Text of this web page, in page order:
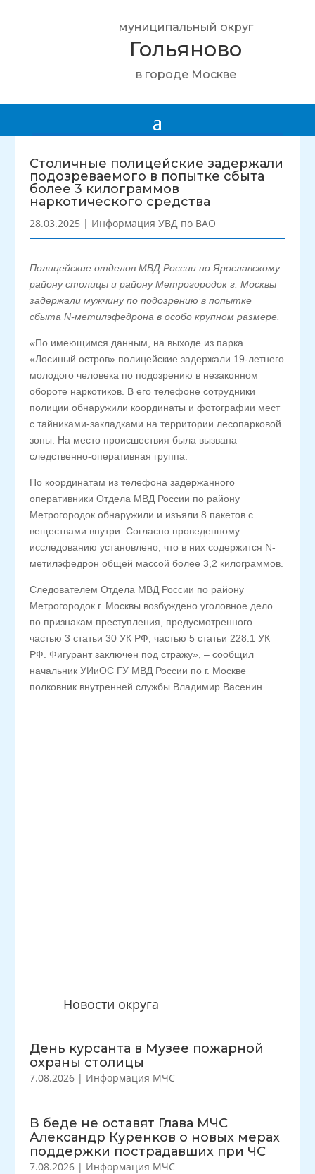
муниципальный округ
Гольяново
в городе Москве
Новости округа
День курсанта в Музее пожарной
охраны столицы
7.08.2026 | Информация МЧС
В беде не оставят Глава МЧС
Александр Куренков о новых мерах
поддержки пострадавших при ЧС
7.08.2026 | Информация МЧС
Столичные полицейские задержали
подозреваемого в попытке сбыта
более 3 килограммов
наркотического средства
28.03.2025 | Информация УВД по ВАО
Полицейские отделов МВД России по Ярославскому
району столицы и району Метрогородок г. Москвы
задержали мужчину по подозрению в попытке
сбыта N-метилэфедрона в особо крупном размере.
«По имеющимся данным, на выходе из парка
«Лосиный остров» полицейские задержали 19-летнего
молодого человека по подозрению в незаконном
обороте наркотиков. В его телефоне сотрудники
полиции обнаружили координаты и фотографии мест
с тайниками-закладками на территории лесопарковой
зоны. На место происшествия была вызвана
следственно-оперативная группа.
По координатам из телефона задержанного
оперативники Отдела МВД России по району
Метрогородок обнаружили и изъяли 8 пакетов с
веществами внутри. Согласно проведенному
исследованию установлено, что в них содержится N-
метилэфедрон общей массой более 3,2 килограммов.
Следователем Отдела МВД России по району
Метрогородок г. Москвы возбуждено уголовное дело
по признакам преступления, предусмотренного
частью 3 статьи 30 УК РФ, частью 5 статьи 228.1 УК
РФ. Фигурант заключен под стражу», – сообщил
начальник УИиОС ГУ МВД России по г. Москве
полковник внутренней службы Владимир Васенин.